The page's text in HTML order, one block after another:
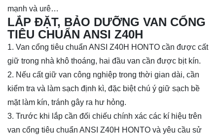
mạnh và urê…
LẮP ĐẶT, BẢO DƯỠNG VAN CỔNG
TIÊU CHUẨN ANSI Z40H
1. Van cổng tiêu chuẩn ANSI Z40H HONTO cần được cất
giữ trong nhà khô thoáng, hai đầu van cần được bịt kín.
2. Nếu cất giữ van công nghiệp trong thời gian dài, cần
kiểm tra và làm sạch định kì, đặc biệt chú ý giữ sạch bề
mặt làm kín, tránh gây ra hư hỏng.
3. Trước khi lắp cần đối chiếu chính xác các kí hiệu trên
van cổng tiêu chuẩn ANSI Z40H HONTO và yêu cầu sử